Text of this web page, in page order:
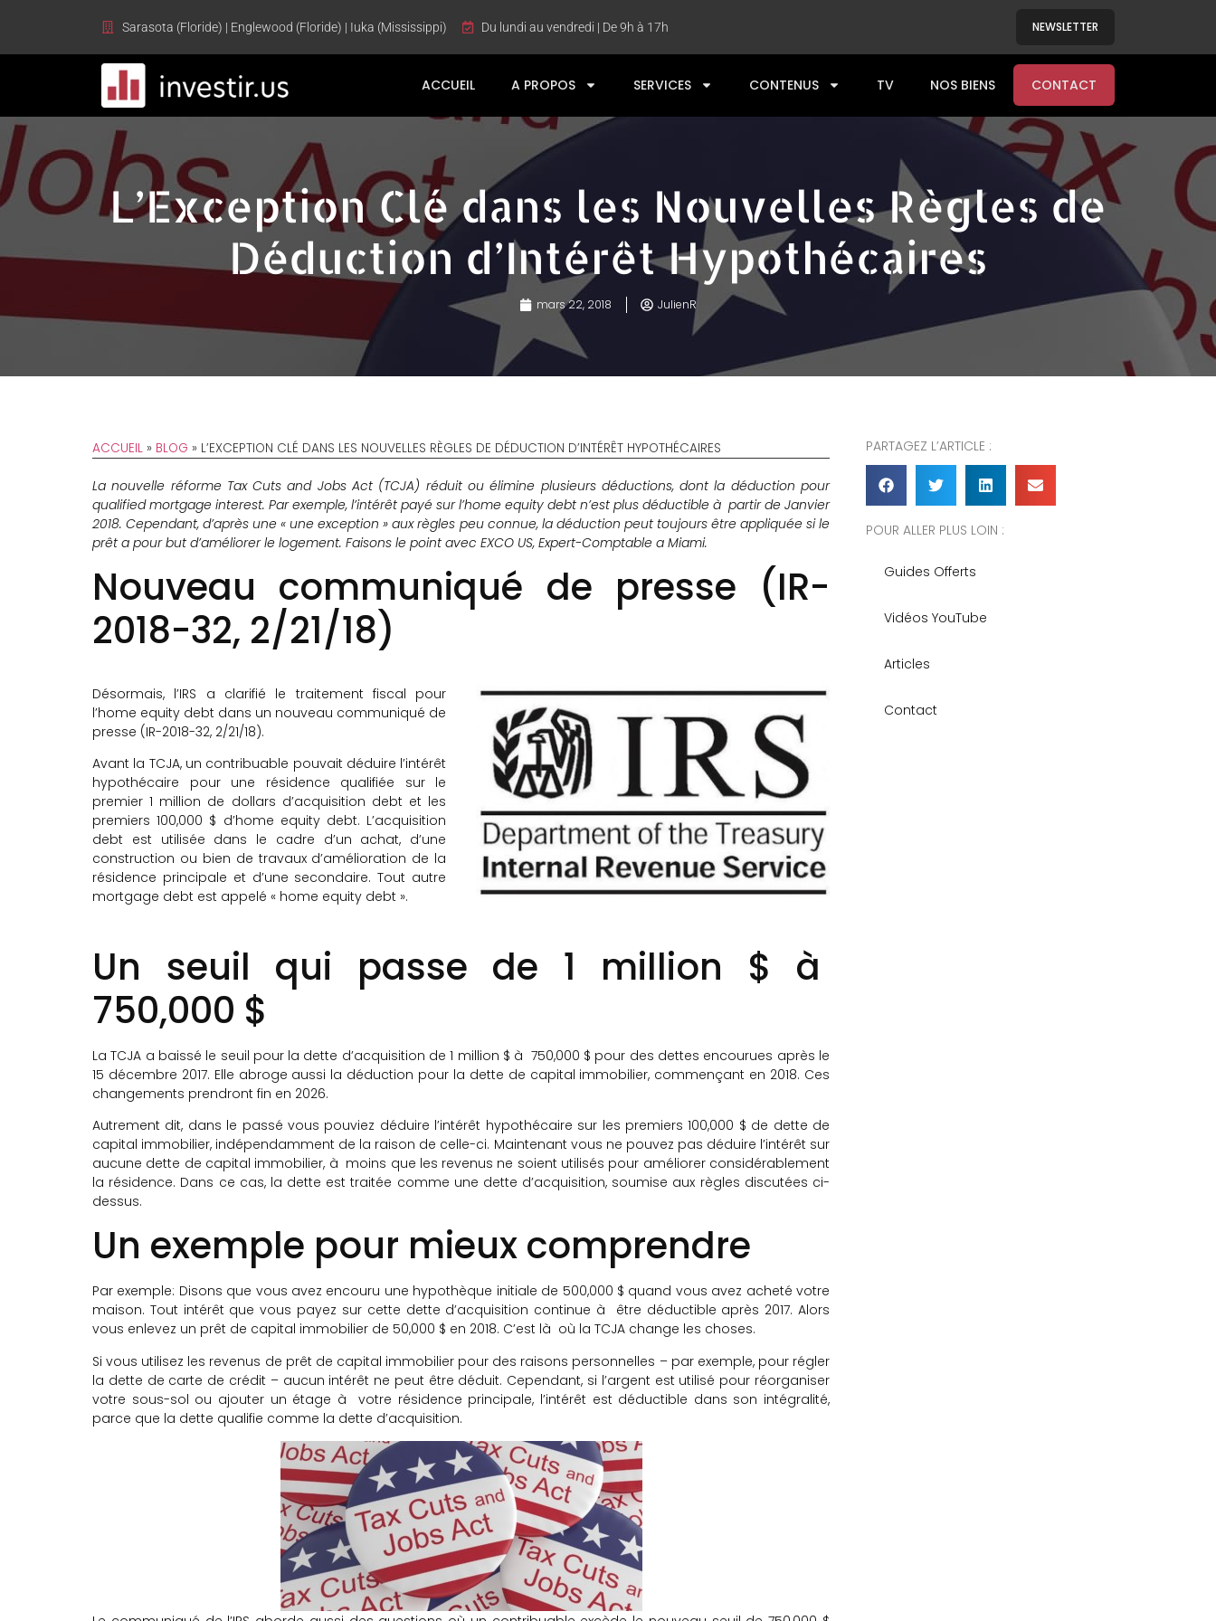
Sarasota (Floride) | Englewood (Floride) | Iuka (Mississippi) Du lundi au vendredi | De 9h à 17h NEWSLETTER
ACCUEIL A PROPOS SERVICES CONTENUS TV NOS BIENS CONTACT
L’Exception Clé dans les Nouvelles Règles de
Déduction d’Intérêt Hypothécaires
mars 22, 2018 JulienR
ACCUEIL » BLOG » L’EXCEPTION CLÉ DANS LES NOUVELLES RÈGLES DE DÉDUCTION D’INTÉRÊT HYPOTHÉCAIRES
La nouvelle réforme Tax Cuts and Jobs Act (TCJA) réduit ou élimine plusieurs déductions, dont la déduction pour
qualified mortgage interest. Par exemple, l’intérêt payé sur l’home equity debt n’est plus déductible à partir de Janvier
2018. Cependant, d’après une « une exception » aux règles peu connue, la déduction peut toujours être appliquée si le
prêt a pour but d’améliorer le logement. Faisons le point avec EXCO US, Expert-Comptable a Miami.
Nouveau communiqué de presse (IR-
2018-32, 2/21/18)
Désormais, l’IRS a clarifié le traitement fiscal pour
l’home equity debt dans un nouveau communiqué de
presse (IR-2018-32, 2/21/18).
Avant la TCJA, un contribuable pouvait déduire l’intérêt
hypothécaire pour une résidence qualifiée sur le
premier 1 million de dollars d’acquisition debt et les
premiers 100,000 $ d’home equity debt. L’acquisition
debt est utilisée dans le cadre d’un achat, d’une
construction ou bien de travaux d’amélioration de la
résidence principale et d’une secondaire. Tout autre
mortgage debt est appelé « home equity debt ».
Un seuil qui passe de 1 million $ à
750,000 $
La TCJA a baissé le seuil pour la dette d’acquisition de 1 million $ à 750,000 $ pour des dettes encourues après le
15 décembre 2017. Elle abroge aussi la déduction pour la dette de capital immobilier, commençant en 2018. Ces
changements prendront fin en 2026.
Autrement dit, dans le passé vous pouviez déduire l’intérêt hypothécaire sur les premiers 100,000 $ de dette de
capital immobilier, indépendamment de la raison de celle-ci. Maintenant vous ne pouvez pas déduire l’intérêt sur
aucune dette de capital immobilier, à moins que les revenus ne soient utilisés pour améliorer considérablement
la résidence. Dans ce cas, la dette est traitée comme une dette d’acquisition, soumise aux règles discutées ci-
dessus.
Un exemple pour mieux comprendre
Par exemple: Disons que vous avez encouru une hypothèque initiale de 500,000 $ quand vous avez acheté votre
maison. Tout intérêt que vous payez sur cette dette d’acquisition continue à être déductible après 2017. Alors
vous enlevez un prêt de capital immobilier de 50,000 $ en 2018. C’est là où la TCJA change les choses.
Si vous utilisez les revenus de prêt de capital immobilier pour des raisons personnelles – par exemple, pour régler
la dette de carte de crédit – aucun intérêt ne peut être déduit. Cependant, si l’argent est utilisé pour réorganiser
votre sous-sol ou ajouter un étage à votre résidence principale, l’intérêt est déductible dans son intégralité,
parce que la dette qualifie comme la dette d’acquisition.
PARTAGEZ L’ARTICLE :
POUR ALLER PLUS LOIN :
Guides Offerts
Vidéos YouTube
Articles
Contact